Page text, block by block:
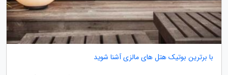
با برترین بوتیک هتل های مالزی آشنا شوید